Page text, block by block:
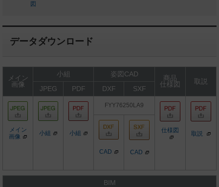
図
データダウンロード
メイン
画像
小組 姿図CAD
商品
仕様図
取説
JPEG
PDF DXF SXF
メイン
画像
小組 小組
FYY76250LA9
仕様図 取説
CAD CAD
BIM